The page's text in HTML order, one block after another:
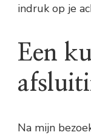
indruk op je
Een
Na mijn